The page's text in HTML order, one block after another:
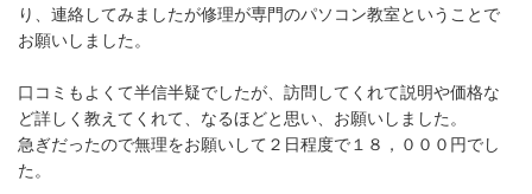
り、連絡してみましたが修理が専門のパソコン教室ということで
お願いしました。
口コミもよくて半信半疑でしたが、訪問してくれて説明や価格な
ど詳しく教えてくれて、なるほどと思い、お願いしました。
急ぎだったので無理をお願いして２日程度で１８，０００円でし
た。